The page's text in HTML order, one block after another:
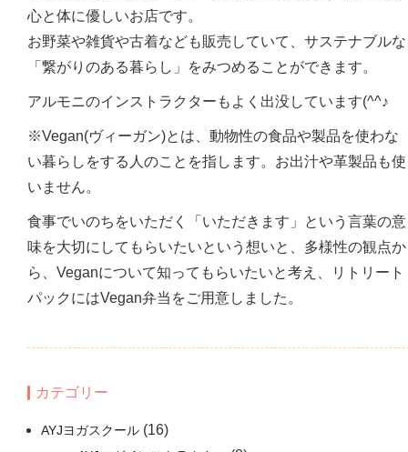
心と体に優しいお店です。
お野菜や雑貨や古着なども販売していて、サステナブルな
「繋がりのある暮らし」をみつめることができます。
アルモニのインストラクターもよく出没しています(^^♪
※Vegan(ヴィーガン)とは、動物性の食品や製品を使わな
い暮らしをする人のことを指します。お出汁や革製品も使
いません。
食事でいのちをいただく「いただきます」という言葉の意
味を大切にしてもらいたいという想いと、多様性の観点か
ら、Veganについて知ってもらいたいと考え、リトリート
パックにはVegan弁当をご用意しました。
カテゴリー
AYJヨガスクール (16)